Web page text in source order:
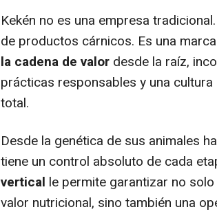
Kekén no es una empresa
de productos cárnicos. Es una
la cadena de valor desde la raíz,
prácticas responsables y una
total.
Desde la genética de sus animales
tiene un control absoluto de cada
vertical le permite garantizar no
valor nutricional, sino también una